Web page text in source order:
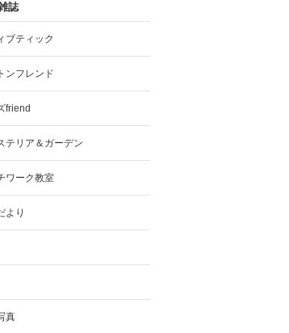
誌
ブティック
ンフレンド
friend
テリア＆ガーデン
ワーク教室
より
真